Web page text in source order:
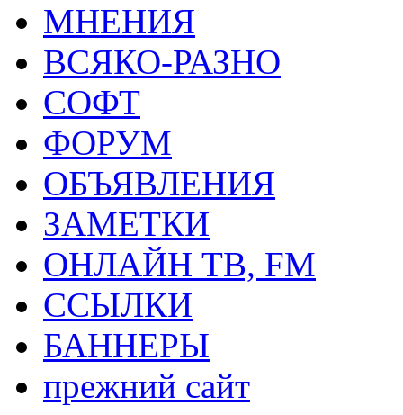
МНЕНИЯ
ВСЯКО-РАЗНО
СОФТ
ФОРУМ
ОБЪЯВЛЕНИЯ
ЗАМЕТКИ
ОНЛАЙН ТВ, FM
ССЫЛКИ
БАННЕРЫ
прежний сайт